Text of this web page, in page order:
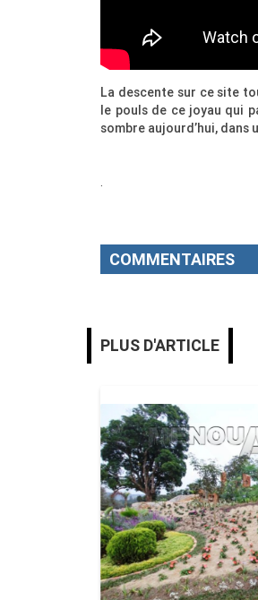
La descente sur ce site
le pouls de ce joyau qui
sombre aujourd’hui,
.
COMMENTAIRES
PLUS D'ARTICLE